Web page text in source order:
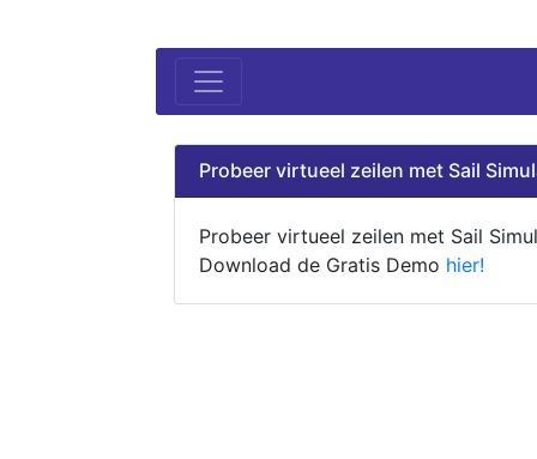
Probeer virtueel zeilen met Sail
Probeer virtueel zeilen met Sail
Download de Gratis Demo hier!